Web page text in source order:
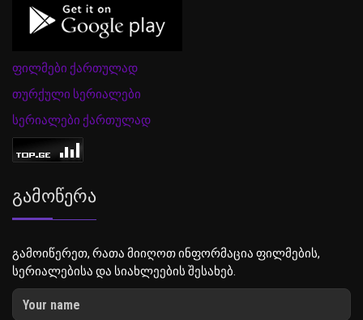
ფილმები ქართულად
თურქული სერიალები
სერიალები ქართულად
Გამოწერა
გამოიწერეთ, რათა მიიღოთ ინფორმაცია ფილმების,
სერიალებისა და სიახლეების შესახებ.